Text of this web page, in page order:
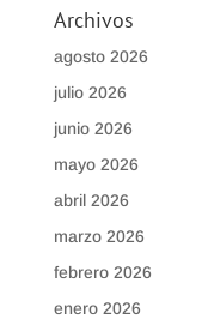
Archivos
agosto 2026
julio 2026
junio 2026
mayo 2026
abril 2026
marzo 2026
febrero 2026
enero 2026